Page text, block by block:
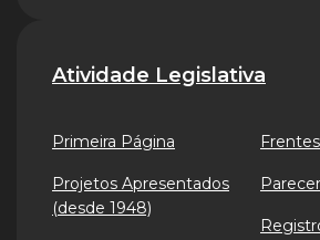
Atividade Legislativa
Primeira Página
Projetos Apresentados
(desde 1948)